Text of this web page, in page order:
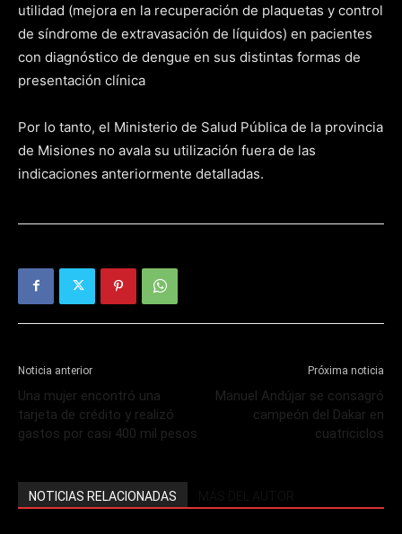
utilidad (mejora en la recuperación de plaquetas y control
de síndrome de extravasación de líquidos) en pacientes
con diagnóstico de dengue en sus distintas formas de
presentación clínica
Por lo tanto, el Ministerio de Salud Pública de la provincia
de Misiones no avala su utilización fuera de las
indicaciones anteriormente detalladas.
Noticia anterior
Una mujer encontró una
tarjeta de crédito y realizó
gastos por casi 400 mil pesos
Próxima noticia
Manuel Andújar se consagró
campeón del Dakar en
cuatriciclos
NOTICIAS RELACIONADAS